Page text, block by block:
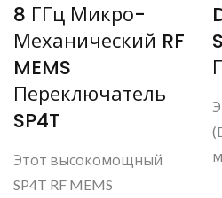
8 ГГц Микро-
Механический RF
MEMS
Переключатель
SP4T
Этот высокомощный
SP4T RF MEMS